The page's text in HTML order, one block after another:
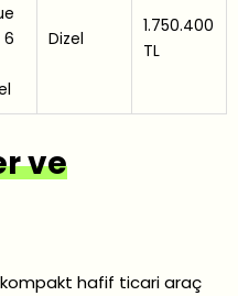
6
Dizel
1.750.400
TL
ve
hafif ticari araç